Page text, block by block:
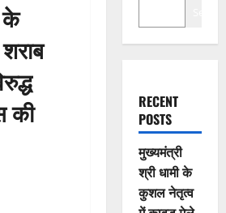
के
की
RECENT
POSTS
मुख्यमंत्री
श्री धामी के
कुशल नेतृत्व